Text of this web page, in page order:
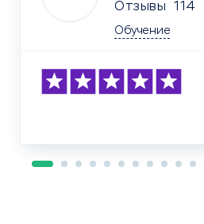
Отзывы 114
Обучение